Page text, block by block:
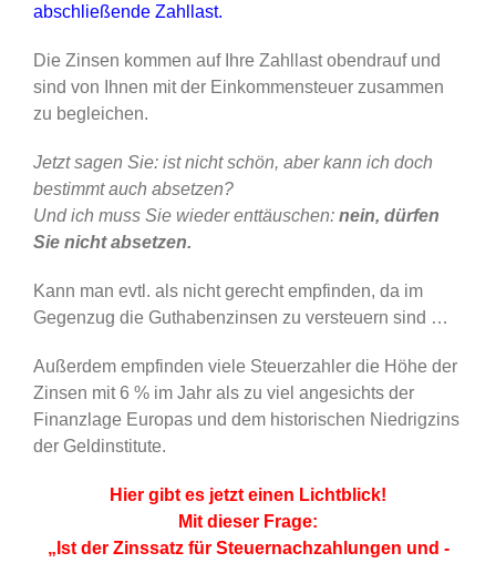
abschließende Zahllast.
Die Zinsen kommen auf Ihre Zahllast obendrauf und
sind von Ihnen mit der Einkommensteuer zusammen
zu begleichen.
Jetzt sagen Sie: ist nicht schön, aber kann ich doch
bestimmt auch absetzen?
Und ich muss Sie wieder enttäuschen: nein, dürfen
Sie nicht absetzen.
Kann man evtl. als nicht gerecht empfinden, da im
Gegenzug die Guthabenzinsen zu versteuern sind …
Außerdem empfinden viele Steuerzahler die Höhe der
Zinsen mit 6 % im Jahr als zu viel angesichts der
Finanzlage Europas und dem historischen Niedrigzins
der Geldinstitute.
Hier gibt es jetzt einen Lichtblick!
Mit dieser Frage:
„Ist der Zinssatz für Steuernachzahlungen und -